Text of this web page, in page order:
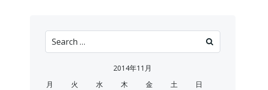
Search
for:
2014年11月
月
火 水 木 金 土
日